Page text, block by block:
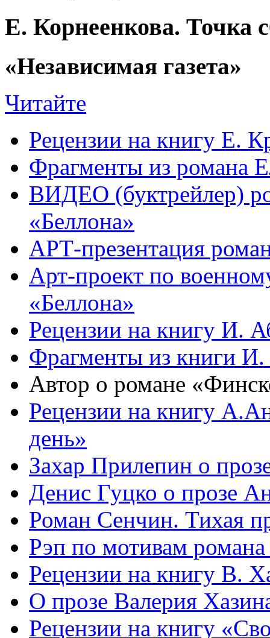
Е. Корнеенкова. Точка
«Независимая газета»
Читайте
Рецензии на книгу Е.
Фрагменты из романа
ВИДЕО (буктрейлер)
«Беллона»
АРТ-презентация
Арт-проект по
«Беллона»
Рецензии на книгу И.
Фрагменты из книги И.
Автор о романе
Рецензии на книгу
день»
Захар Прилепин о
Денис Гуцко о прозе
Роман Сенчин. Тихая
Рэп по мотивам
Рецензии на книгу В.
О прозе Валерия
Рецензии на книгу